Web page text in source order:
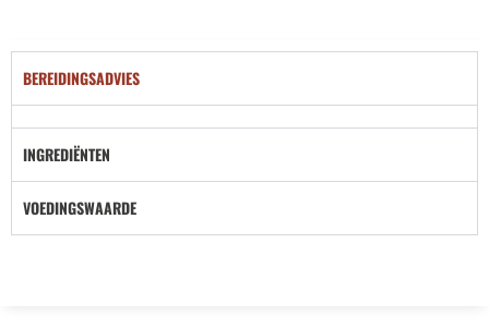
BEREIDINGSADVIES
INGREDIËNTEN
VOEDINGSWAARDE